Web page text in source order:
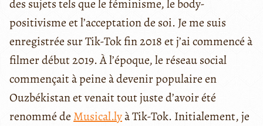
des sujets tels que le féminisme, le body-
positivisme et l’acceptation de soi. Je me suis
enregistrée sur Tik-Tok fin 2018 et j’ai commencé à
filmer début 2019. À l’époque, le réseau social
commençait à peine à devenir populaire en
Ouzbékistan et venait tout juste d’avoir été
renommé de Musical.lyà Tik-Tok. Initialement, je